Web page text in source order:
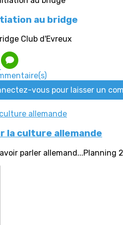
au bridge
Club d'Evreux
vous pour laisser un
culture allemande
parler allemand...Planning